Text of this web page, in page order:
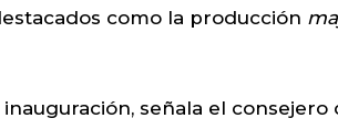
como la producción
señala el consejero